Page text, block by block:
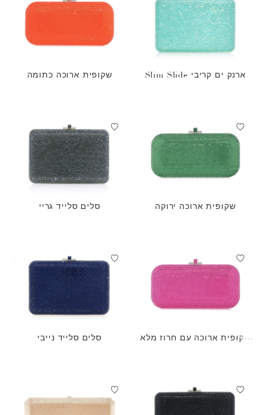
ארנק ים קריבי Slim Slide שקופית ארוכה כתומה
שקופית ארוכה ירוקה סלים סלייד גריי
שקופית ארוכה עם חרוז מלא
סלים סלייד נייבי